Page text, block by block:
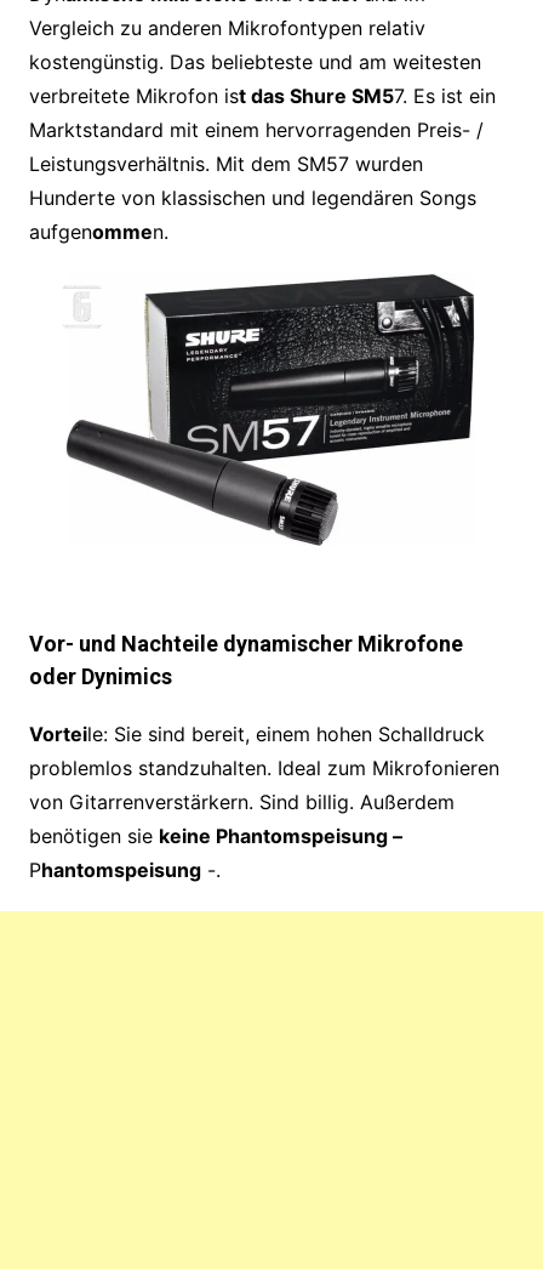
Vergleich zu anderen Mikrofontypen relativ
kostengünstig. Das beliebteste und am weitesten
verbreitete Mikrofon ist das Shure SM57. Es ist ein
Marktstandard mit einem hervorragenden Preis- /
Leistungsverhältnis. Mit dem SM57 wurden
Hunderte von klassischen und legendären Songs
aufgenommen.
Vor- und Nachteile dynamischer Mikrofone
oder Dynimics
Vorteile: Sie sind bereit, einem hohen Schalldruck
problemlos standzuhalten. Ideal zum Mikrofonieren
von Gitarrenverstärkern. Sind billig. Außerdem
benötigen sie keine Phantomspeisung –
Phantomspeisung-.